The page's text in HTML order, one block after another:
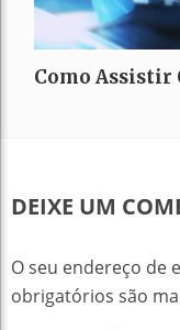
Como Assistir
DEIXE UM
O seu endereço de
obrigatórios são